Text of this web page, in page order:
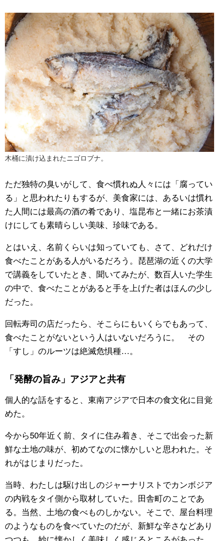
木桶に漬け込まれたニゴロブナ。
ただ独特の臭いがして、食べ慣れぬ人々には「腐ってい
る」と思われたりもするが、美食家には、あるいは慣れ
た人間には最高の酒の肴であり、塩昆布と一緒にお茶漬
けにしても素晴らしい美味、珍味である。
とはいえ、名前くらいは知っていても、さて、どれだけ
食べたことがある人がいるだろう。琵琶湖の近くの大学
で講義をしていたとき、聞いてみたが、数百人いた学生
の中で、食べたことがあると手を上げた者はほんの少し
だった。
回転寿司の店だったら、そこらにもいくらでもあって、
食べたことがないという人はいないだろうに。 その
「すし」のルーツは絶滅危惧種…。
「発酵の旨み」アジアと共有
個人的な話をすると、東南アジアで日本の食文化に目覚
めた。
今から50年近く前、タイに住み着き、そこで出会った新
鮮な土地の味が、初めてなのに懐かしいと思われた。そ
れがはじまりだった。
当時、わたしは駆け出しのジャーナリストでカンボジア
の内戦をタイ側から取材していた。田舎町のことであ
る。当然、土地の食べものしかない。そこで、屋台料理
のようなものを食べていたのだが、新鮮な辛さなどあり